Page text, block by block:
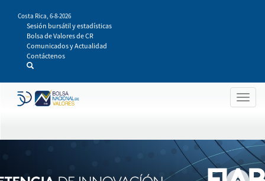
contenido
principal
Costa Rica, 6-8-2026
Sesión bursátil y estadísticas
Bolsa de Valores de CR
Comunicados y Actualidad
Contáctenos